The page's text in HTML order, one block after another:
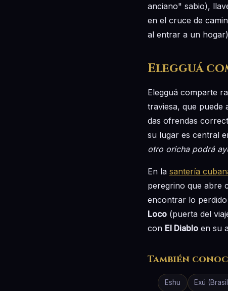
anciano" sabio),
en el cruce de
al entrar a un
Elegguá
Elegguá comparte
traviesa, que puede
das ofrendas
su lugar es central
otro oricha podrá
En la santería
peregrino que abre
encontrar lo
Loco (puerta del
con El Diablo en su
También
Eshu Exú